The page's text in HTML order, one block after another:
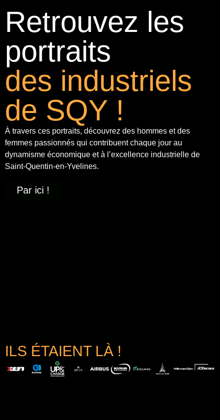
Retrouvez les
portraits
des industriels
de SQY !
À travers ces portraits, découvrez des hommes et des
femmes passionnés qui contribuent chaque jour au
dynamisme économique et à l’excellence industrielle de
Saint-Quentin-en-Yvelines.
Par ici !
ILS ÉTAIENT LÀ !